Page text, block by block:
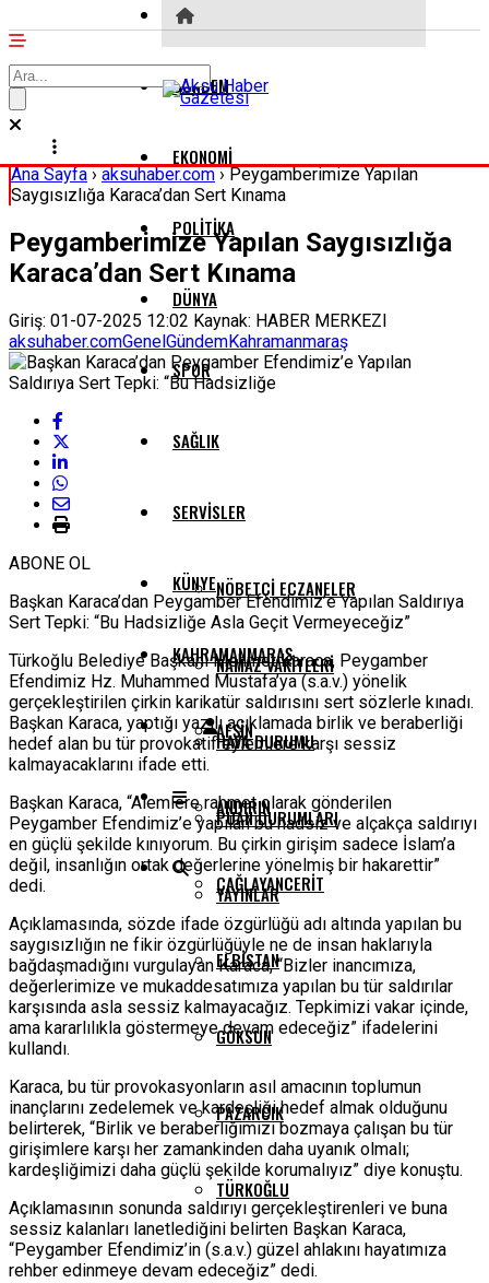
GÜNDEM
EKONOMI
POLITIKA
DÜNYA
SPOR
SAĞLIK
SERVISLER
NÖBETÇI ECZANELER
NAMAZ VAKITLERI
HAVA DURUMU
PUAN DURUMLARI
YAYINLAR
KÜNYE
KAHRAMANMARAŞ
AFŞIN
ANDIRIN
ÇAĞLAYANCERIT
ELBISTAN
GÖKSUN
PAZARCIK
TÜRKOĞLU
Ana Sayfa›aksuhaber.com›Peygamberimize Yapılan
Saygısızlığa Karaca’dan Sert Kınama
Peygamberimize Yapılan Saygısızlığa
Karaca’dan Sert Kınama
Giriş: 01-07-2025 12:02 Kaynak: HABER MERKEZI
aksuhaber.comGenelGündemKahramanmaraş
ABONE OL
Başkan Karaca’dan Peygamber Efendimiz’e Yapılan Saldırıya
Sert Tepki: “Bu Hadsizliğe Asla Geçit Vermeyeceğiz”
Türkoğlu Belediye Başkanı Mehmet Karaca, Peygamber
Efendimiz Hz. Muhammed Mustafa’ya (s.a.v.) yönelik
gerçekleştirilen çirkin karikatür saldırısını sert sözlerle kınadı.
Başkan Karaca, yaptığı yazılı açıklamada birlik ve beraberliği
hedef alan bu tür provokatif eylemlere karşı sessiz
kalmayacaklarını ifade etti.
Başkan Karaca, “Alemlere rahmet olarak gönderilen
Peygamber Efendimiz’e yapılan bu hadsiz ve alçakça saldırıyı
en güçlü şekilde kınıyorum. Bu çirkin girişim sadece İslam’a
değil, insanlığın ortak değerlerine yönelmiş bir hakarettir”
dedi.
Açıklamasında, sözde ifade özgürlüğü adı altında yapılan bu
saygısızlığın ne fikir özgürlüğüyle ne de insan haklarıyla
bağdaşmadığını vurgulayan Karaca, “Bizler inancımıza,
değerlerimize ve mukaddesatımıza yapılan bu tür saldırılar
karşısında asla sessiz kalmayacağız. Tepkimizi vakar içinde,
ama kararlılıkla göstermeye devam edeceğiz” ifadelerini
kullandı.
Karaca, bu tür provokasyonların asıl amacının toplumun
inançlarını zedelemek ve kardeşliği hedef almak olduğunu
belirterek, “Birlik ve beraberliğimizi bozmaya çalışan bu tür
girişimlere karşı her zamankinden daha uyanık olmalı;
kardeşliğimizi daha güçlü şekilde korumalıyız” diye konuştu.
Açıklamasının sonunda saldırıyı gerçekleştirenleri ve buna
sessiz kalanları lanetlediğini belirten Başkan Karaca,
“Peygamber Efendimiz’in (s.a.v.) güzel ahlakını hayatımıza
rehber edinmeye devam edeceğiz” dedi.